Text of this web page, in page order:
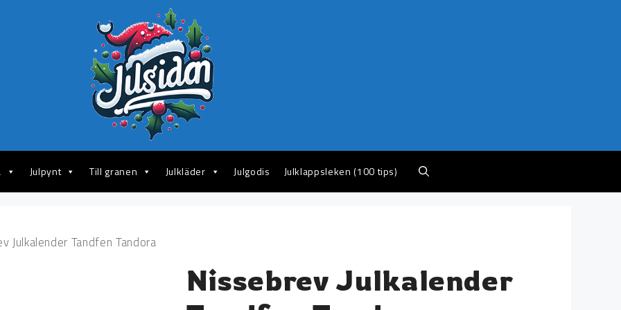
Julpynt Till granen Julkläder Julgodis Julklappsleken (100 tips)
Julkalender Tandfen Tandora
Nissebrev Julkalender